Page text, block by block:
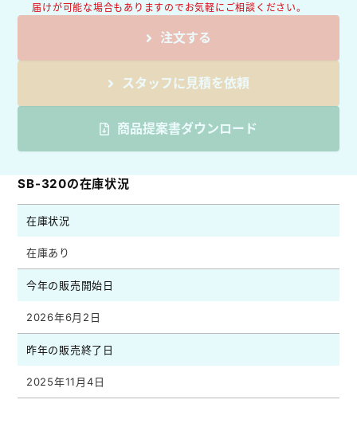
届けが可能な場合もありますのでお気軽にご相談ください。
注文する
スタッフに見積を依頼
商品提案書ダウンロード
SB-320の在庫状況
在庫状況
在庫あり
今年の販売開始日
2026年6月2日
昨年の販売終了日
2025年11月4日